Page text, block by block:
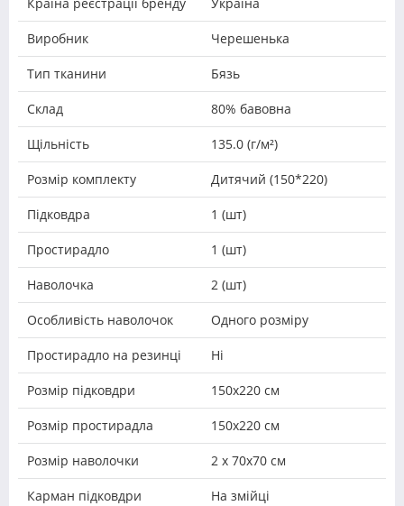
Виробник Черешенька
Тип тканини Бязь
Склад 80% бавовна
Щільність 135.0 (г/м²)
Розмір комплекту Дитячий (150*220)
Підковдра 1 (шт)
Простирадло 1 (шт)
Наволочка 2 (шт)
Особливість наволочок Одного розміру
Простирадло на резинці Ні
Розмір підковдри 150х220 см
Розмір простирадла 150х220 см
Розмір наволочки 2 х 70х70 см
Карман підковдри На змійці